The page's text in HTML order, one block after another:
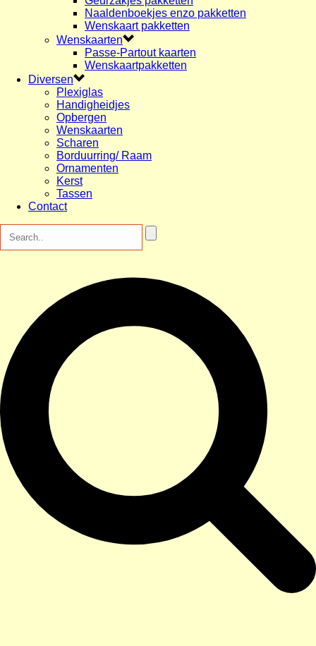
Naaldenboekjes enzo pakketten
Wenskaart pakketten
Wenskaarten
Passe-Partout kaarten
Wenskaartpakketten
Diversen
Plexiglas
Handigheidjes
Opbergen
Wenskaarten
Scharen
Borduurring/ Raam
Ornamenten
Kerst
Tassen
Contact